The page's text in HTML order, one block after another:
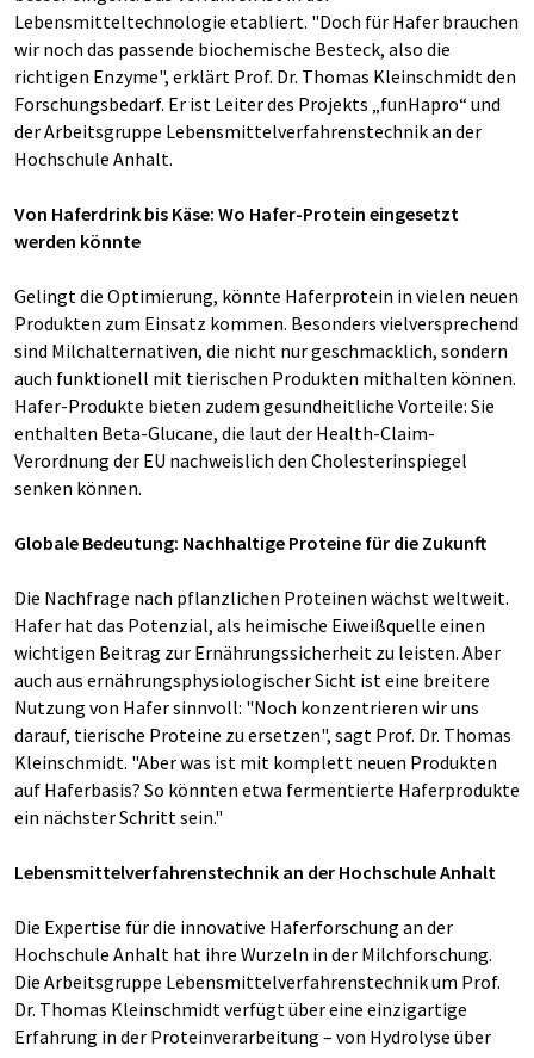
Lebensmitteltechnologie etabliert. "Doch für Hafer brauchen
wir noch das passende biochemische Besteck, also die
richtigen Enzyme", erklärt Prof. Dr. Thomas Kleinschmidt den
Forschungsbedarf. Er ist Leiter des Projekts „funHapro“ und
der Arbeitsgruppe Lebensmittelverfahrenstechnik an der
Hochschule Anhalt.
Von Haferdrink bis Käse: Wo Hafer-Protein eingesetzt
werden könnte
Gelingt die Optimierung, könnte Haferprotein in vielen neuen
Produkten zum Einsatz kommen. Besonders vielversprechend
sind Milchalternativen, die nicht nur geschmacklich, sondern
auch funktionell mit tierischen Produkten mithalten können.
Hafer-Produkte bieten zudem gesundheitliche Vorteile: Sie
enthalten Beta-Glucane, die laut der Health-Claim-
Verordnung der EU nachweislich den Cholesterinspiegel
senken können.
Globale Bedeutung: Nachhaltige Proteine für die Zukunft
Die Nachfrage nach pflanzlichen Proteinen wächst weltweit.
Hafer hat das Potenzial, als heimische Eiweißquelle einen
wichtigen Beitrag zur Ernährungssicherheit zu leisten. Aber
auch aus ernährungsphysiologischer Sicht ist eine breitere
Nutzung von Hafer sinnvoll: "Noch konzentrieren wir uns
darauf, tierische Proteine zu ersetzen", sagt Prof. Dr. Thomas
Kleinschmidt. "Aber was ist mit komplett neuen Produkten
auf Haferbasis? So könnten etwa fermentierte Haferprodukte
ein nächster Schritt sein."
Lebensmittelverfahrenstechnik an der Hochschule Anhalt
Die Expertise für die innovative Haferforschung an der
Hochschule Anhalt hat ihre Wurzeln in der Milchforschung.
Die Arbeitsgruppe Lebensmittelverfahrenstechnik um Prof.
Dr. Thomas Kleinschmidt verfügt über eine einzigartige
Erfahrung in der Proteinverarbeitung – von Hydrolyse über